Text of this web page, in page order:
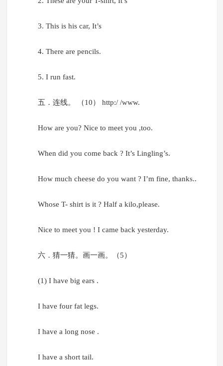
3. This is his car, It’s
4. There are pencils.
5. I run fast.
五．连线。 （10） http:/ /www.
How are you? Nice to meet you ,too.
When did you come back ? It’s Lingling’s.
How much cheese do you want ? I’m fine, thanks..
Whose T- shirt is it ? Half a kilo,please.
Nice to meet you ! I came back yesterday.
六．猜一猜。画一画。（5）
(1) I have big ears .
I have four fat legs.
I have a long nose .
I have a short tail.